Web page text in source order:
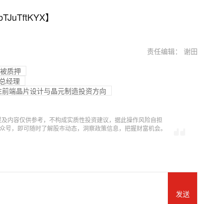
】
责任编辑： 谢田
质押
经理
端晶片设计与晶元制造投资方向
内容仅供参考，不构成实质性投资建议，据此操作风险自担
号，即可随时了解股市动态，洞察政策信息，把握财富机会。
发送